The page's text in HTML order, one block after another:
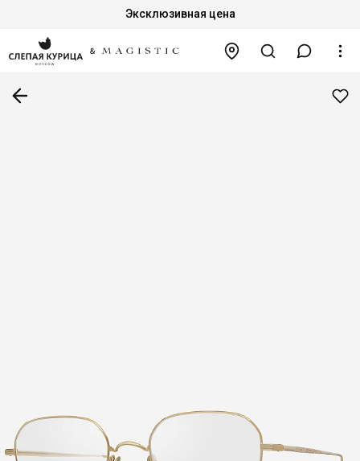
Эксклюзивная цена